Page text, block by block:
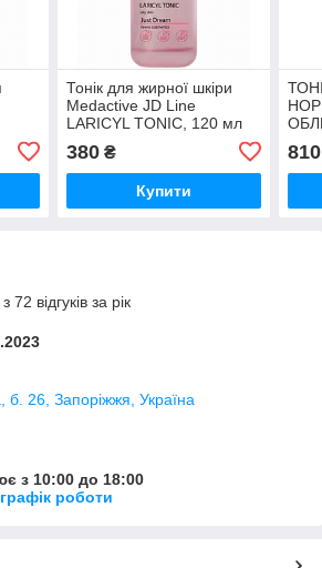
Тонік для жирної шкіри
Medactive JD Line
LARICYL TONIC, 120 мл
380₴
Купити
810
відгуків за рік
б. 26, Запоріжжя, Україна
з 10:00 до 18:00
роботи